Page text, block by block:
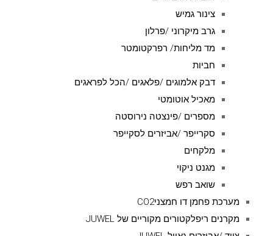
צינור גמיש
גרב מיקרוני /פרלון
מד מליחות/ רפרקטומטר
חביות
דבק אלמוגים /פלאגים /הכל לפראגים
מאכיל אוטומטי
מספרים /פינצטה נירוסטה
סקרייפר /אביזרים לסקייפר
מלקחים
מגנט ניקוי
שואב רפש
מערכת פחמן דו חמצניCO2
מקרנים ריפלקטורים מקוריים של JUWEL